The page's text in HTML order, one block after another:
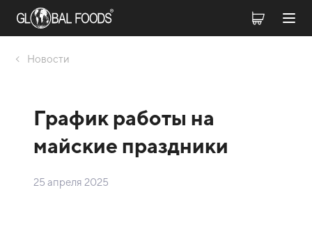
Новости
График работы на
майские праздники
25 апреля 2025